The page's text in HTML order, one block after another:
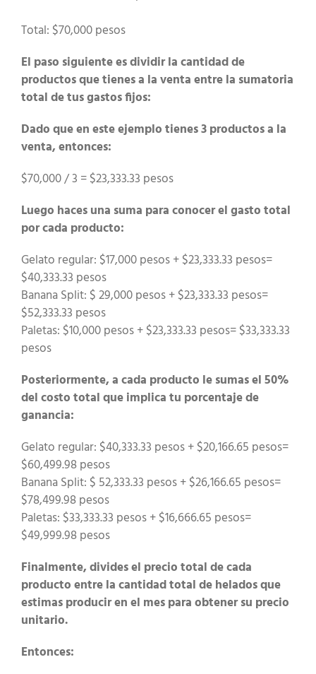
Total: $70,000 pesos
El paso siguiente es dividir la cantidad de
productos que tienes a la venta entre la sumatoria
total de tus gastos fijos:
Dado que en este ejemplo tienes 3 productos a la
venta, entonces:
$70,000 / 3 = $23,333.33 pesos
Luego haces una suma para conocer el gasto total
por cada producto:
Gelato regular: $17,000 pesos + $23,333.33 pesos=
$40,333.33 pesos
Banana Split: $ 29,000 pesos + $23,333.33 pesos=
$52,333.33 pesos
Paletas: $10,000 pesos + $23,333.33 pesos= $33,333.33
pesos
Posteriormente, a cada producto le sumas el 50%
del costo total que implica tu porcentaje de
ganancia:
Gelato regular: $40,333.33 pesos + $20,166.65 pesos=
$60,499.98 pesos
Banana Split: $ 52,333.33 pesos + $26,166.65 pesos=
$78,499.98 pesos
Paletas: $33,333.33 pesos + $16,666.65 pesos=
$49,999.98 pesos
Finalmente, divides el precio total de cada
producto entre la cantidad total de helados que
estimas producir en el mes para obtener su precio
unitario.
Entonces: